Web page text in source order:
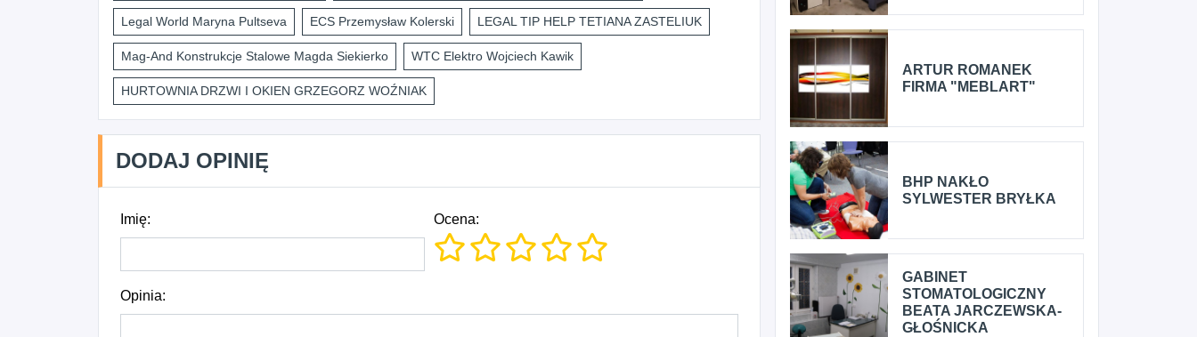
Legal World Maryna Pultseva ECS Przemysław Kolerski LEGAL TIP HELP TETIANA ZASTELIUK
Mag-And Konstrukcje Stalowe Magda Siekierko WTC Elektro Wojciech Kawik
HURTOWNIA DRZWI I OKIEN GRZEGORZ WOŹNIAK
DODAJ OPINIĘ
Imię: Ocena:
Opinia:
ARTUR ROMANEK
FIRMA "MEBLART"
BHP NAKŁO
SYLWESTER BRYŁKA
GABINET
STOMATOLOGICZNY
BEATA JARCZEWSKA-
GŁOŚNICKA